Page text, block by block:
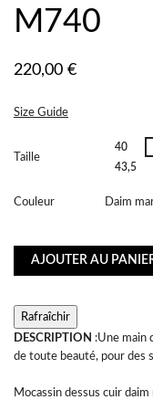
M740
220,00 €
Size Guide
Taille
40
43,5
Couleur Daim
AJOUTER AU
DESCRIPTION :Une main
de toute beauté, pour des
Mocassin dessus cuir